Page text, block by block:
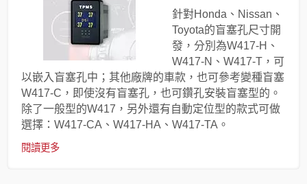
針對Honda、Nissan、
Toyota的盲塞孔尺寸開
發，分別為W417-H、
W417-N、W417-T，可
以嵌入盲塞孔中；其他廠牌的車款，也可參考變種盲塞
W417-C，即使沒有盲塞孔，也可鑽孔安裝盲塞型的。
除了一般型的W417，另外還有自動定位型的款式可做
選擇：W417-CA、W417-HA、W417-TA。
閱讀更多